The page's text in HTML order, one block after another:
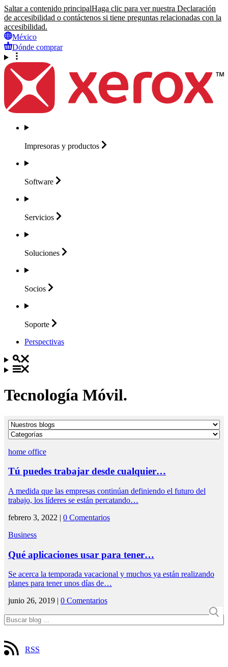
Saltar a contenido principalHaga clic para ver nuestra Declaración
de accesibilidad o contáctenos si tiene preguntas relacionadas con la
accesibilidad.
México
Dónde comprar
Impresoras y productos
Software
Servicios
Soluciones
Socios
Soporte
Perspectivas
Tecnología Móvil.
home office
Tú puedes trabajar desde cualquier…
A medida que las empresas continúan definiendo el futuro del
trabajo, los líderes se están percatando…
febrero 3, 2022 | 0 Comentarios
Business
Qué aplicaciones usar para tener…
Se acerca la temporada vacacional y muchos ya están realizando
planes para tener unos días de…
junio 26, 2019 | 0 Comentarios
RSS